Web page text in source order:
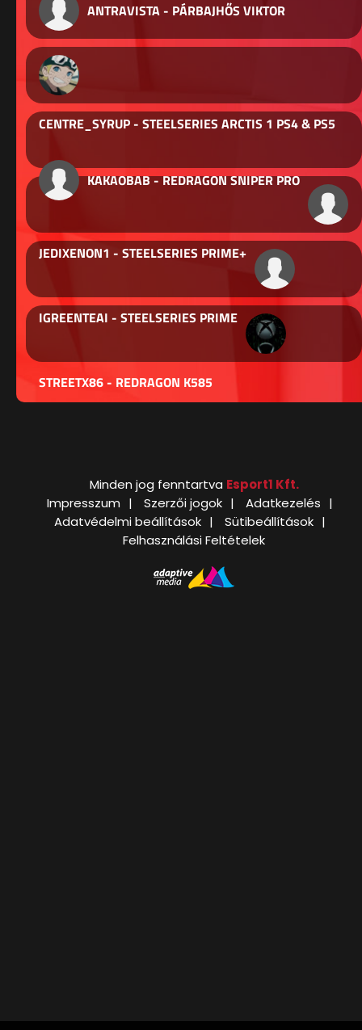
ANTRAVISTA - PÁRBAJHŐS VIKTOR
CENTRE_SYRUP - STEELSERIES ARCTIS 1 PS4 & PS5
KAKAOBAB - REDRAGON SNIPER PRO
JEDIXENON1 - STEELSERIES PRIME+
IGREENTEAI - STEELSERIES PRIME
STREETX86 - REDRAGON K585
Minden jog fenntartva Esport1 Kft.
Impresszum
Szerzői jogok
Adatkezelés
Adatvédelmi beállítások
Sütibeállítások
Felhasználási Feltételek